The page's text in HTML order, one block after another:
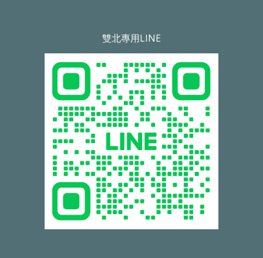
雙北專用LINE